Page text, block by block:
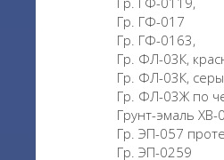
Гр. ГФ-017
Гр. ГФ-0163,
Гр. ФЛ-03К,
Гр. ФЛ-03К,
Гр. ФЛ-03Ж по
Грунт-эмаль
Гр. ЭП-057
Гр. ЭП-0259